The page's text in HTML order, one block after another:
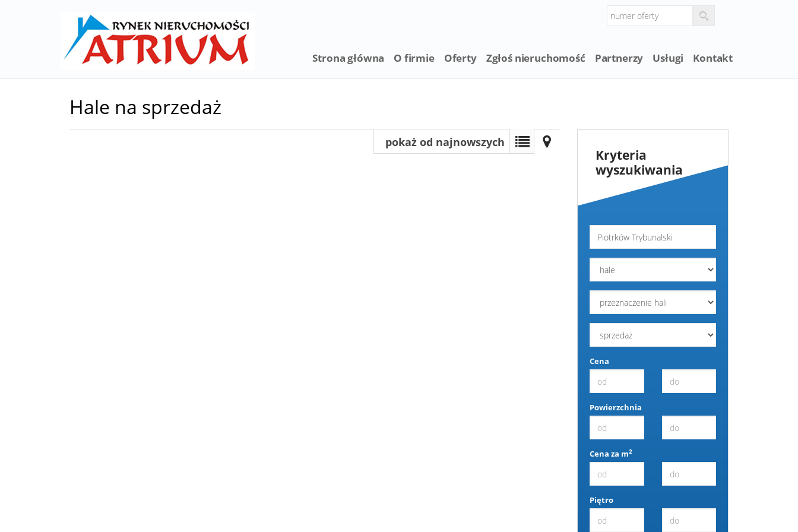
Strona główna O firmie Oferty Zgłoś nieruchomość Partnerzy Usługi Kontakt
Hale na sprzedaż
pokaż od najnowszych
Kryteria
wyszukiwania
Cena
Powierzchnia
Cena za m2
Piętro